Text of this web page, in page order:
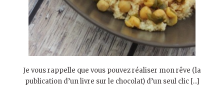
Je vous rappelle que vous pouvez réaliser mon rêve (la
publication d’un livre sur le chocolat) d’un seul clic […]